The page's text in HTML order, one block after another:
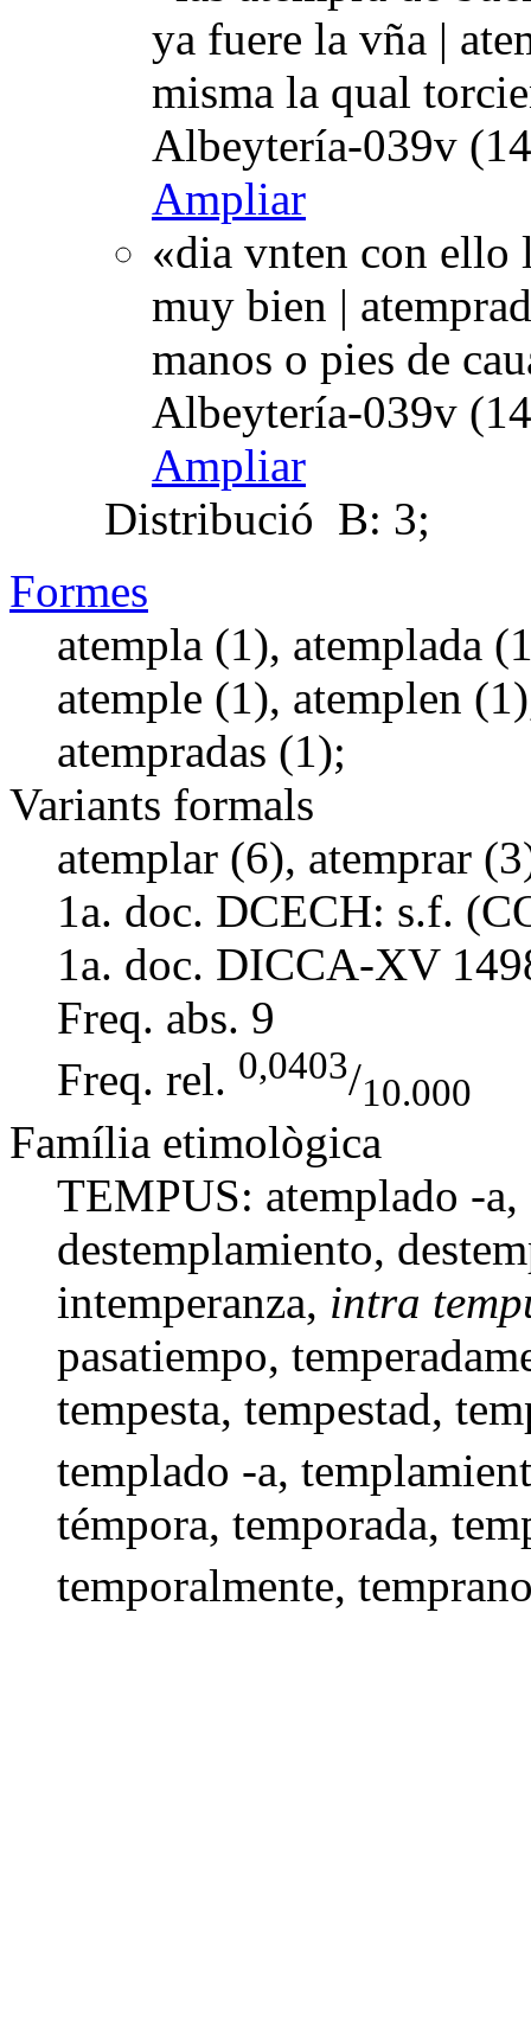
ya fuere la vña |
misma la qual
Albeytería-039v
Ampliar
«dia vnten con ello
muy bien |
manos o pies de
Albeytería-039v
Ampliar
Distribució B: 3;
Formes
atempla (1), atemplada
atemple (1), atemplen
atempradas (1);
Variants formals
atemplar (6), atemprar
1a. doc. DCECH: s.f.
1a. doc. DICCA-XV
Freq. abs. 9
Freq. rel. 0,0403/10.000
Família etimològica
TEMPUS: atemplado -a,
destemplamiento,
intemperanza, intra
pasatiempo,
tempesta, tempestad,
templado -a,
témpora, temporada,
temporalmente,